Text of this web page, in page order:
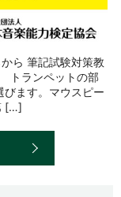
ら 筆記試験対策教
トランペットの部
ます。マウスピー
[…]